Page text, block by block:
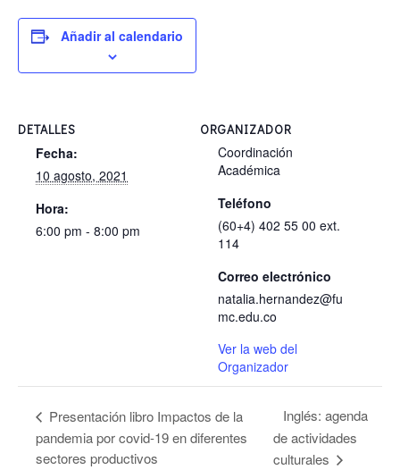
Añadir al calendario
DETALLES
Fecha:
10 agosto, 2021
Hora:
6:00 pm - 8:00 pm
ORGANIZADOR
Coordinación
Académica
Teléfono
(60+4) 402 55 00 ext.
114
Correo electrónico
natalia.hernandez@fu
mc.edu.co
Ver la web del
Organizador
Presentación libro Impactos de la
pandemia por covid-19 en diferentes
sectores productivos
Inglés: agenda
de actividades
culturales